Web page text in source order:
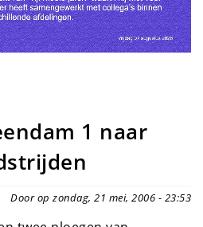
1 naar
Door op zondag, 21 mei, 2006 - 23:53